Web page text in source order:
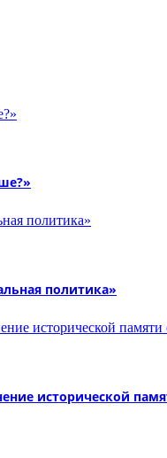
политика»
исторической